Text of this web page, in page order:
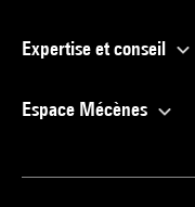
Expertise et conseil
Espace Mécènes